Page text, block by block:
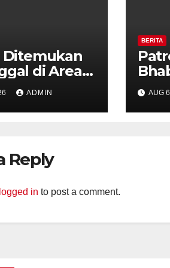
Ditemukan
di Area
Polisi
Tidak Ada
ADMIN
BERITA
dan
AUG
Reply
logged in to post a comment.